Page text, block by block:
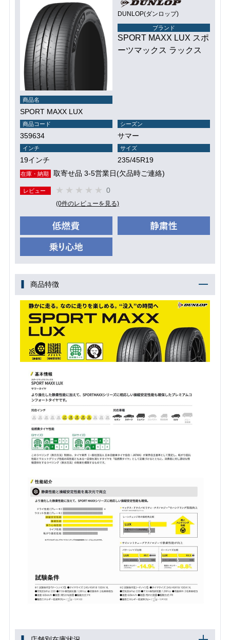
DUNLOP(ダンロップ)
ブランド
SPORT MAXX LUX スポ
ーツマックス ラックス
商品名
SPORT MAXX LUX
商品コード
359634
シーズン
サマー
インチ
19インチ
サイズ
235/45R19
在庫・納期 取寄せ品 3-5営業日(欠品時ご連絡)
レビュー 0
(0件のレビューを見る)
商品特徴